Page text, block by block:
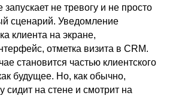
не тревогу и не просто
сценарий. Уведомление
клиента на экране,
отметка визита в CRM.
становится частью клиентского
будущее. Но, как обычно,
сидит на стене и смотрит на